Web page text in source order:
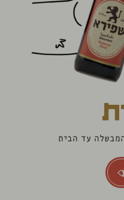
עד הבית